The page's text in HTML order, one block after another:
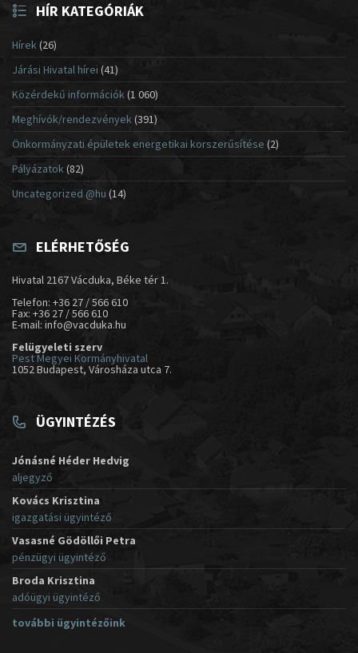
HÍR KATEGÓRIÁK
Hírek(26)
Járási Hivatal hírei (41)
Közérdekű információk(1 060)
Meghívók/rendezvények (391)
Önkormányzati épületek energetikai korszerűsítése (2)
Pályázatok (82)
Uncategorized @hu (14)
ELÉRHETŐSÉG
Hivatal 2167 Vácduka, Béke tér 1.
Telefon: +36 27 / 566 610
Fax: +36 27 / 566 610
E-mail: info@vacduka.hu
Felügyeleti szerv
Pest Megyei Kormányhivatal
1052 Budapest, Városháza utca 7.
ÜGYINTÉZÉS
Jónásné Héder Hedvig
aljegyző
Kovács Krisztina
igazgatási ügyintéző
Vasasné Gödöllői Petra
pénzügyi ügyintéző
Broda Krisztina
adóügyi ügyintéző
további ügyintézőink